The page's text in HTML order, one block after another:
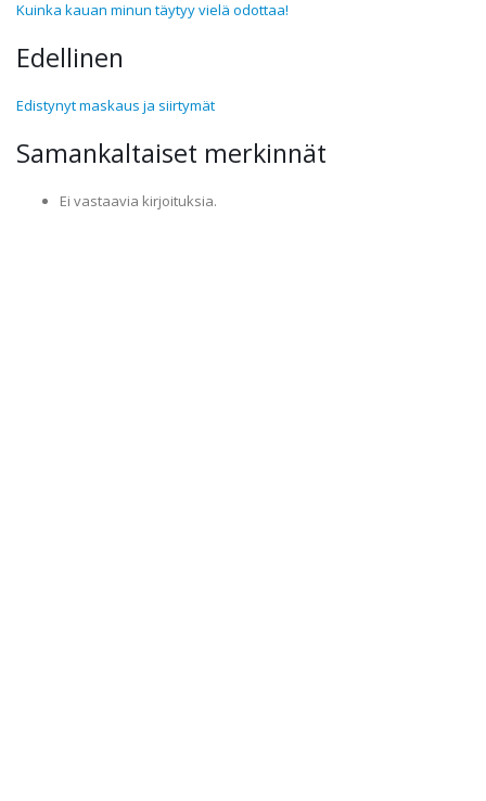
Kuinka kauan minun täytyy vielä odottaa!
Edellinen
Edistynyt maskaus ja siirtymät
Samankaltaiset merkinnät
Ei vastaavia kirjoituksia.